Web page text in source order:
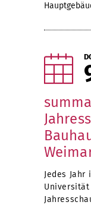
Jedes
Universität